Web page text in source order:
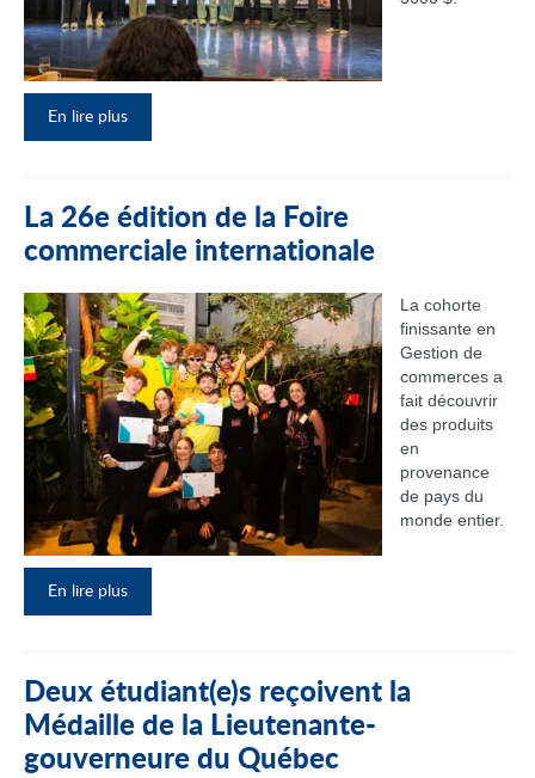
En lire plus
La 26e édition de la Foire
commerciale internationale
La cohorte
finissante en
Gestion de
commerces a
fait découvrir
des produits
en
provenance
de pays du
monde entier.
En lire plus
Deux étudiant(e)s reçoivent la
Médaille de la Lieutenante-
gouverneure du Québec